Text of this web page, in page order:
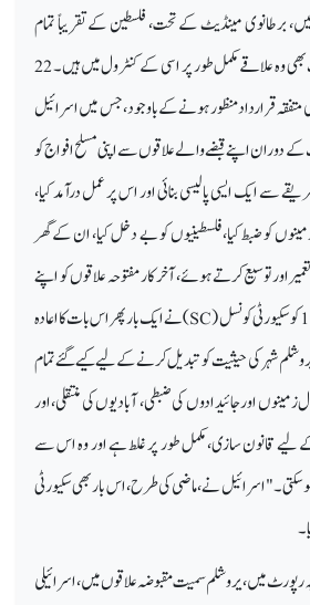
کی جنگ میں، برطانوی مینڈیٹ کے تحت، فلسطین کے تقریباً تمام
علاقوں پر قبضہ کر لیا تھا، اور اب بھی وہ علاقے مکمل طور پر اسی کے کنٹرول میں ہیں۔ 22
کونسل کی متفقہ قرارداد منظور ہونے کے باوجود، جس میں اسرائیل
کے دوران اپنے قبضے والے علاقوں سے اپنی مسلح افواج کو
سے ایک ایسی پالیسی بنائی اور اس پر عمل درآمد کیا،
کو ضبط کیا، فلسطینیوں کو بے دخل کیا، ان کے گھر
اور توسیع کرتے ہوئے، آخر کار مفتوحہ علاقوں کو اپنے
SC) نے ایک بار پھر اس بات کا اعادہ
شہر کی حیثیت کو تبدیل کرنے کے لیے کیے گئے تمام
زمینوں اور جائیدادوں کی ضبطی، آبادیوں کی منتقلی، اور
لیے قانون سازی، مکمل طور پر غلط ہے اور وہ اس سے
اسرائیل نے، ماضی کی طرح، اس بار بھی سکیورٹی
رپورٹ میں، یروشلم سمیت مقبوضہ علاقوں میں، اسرائیلی